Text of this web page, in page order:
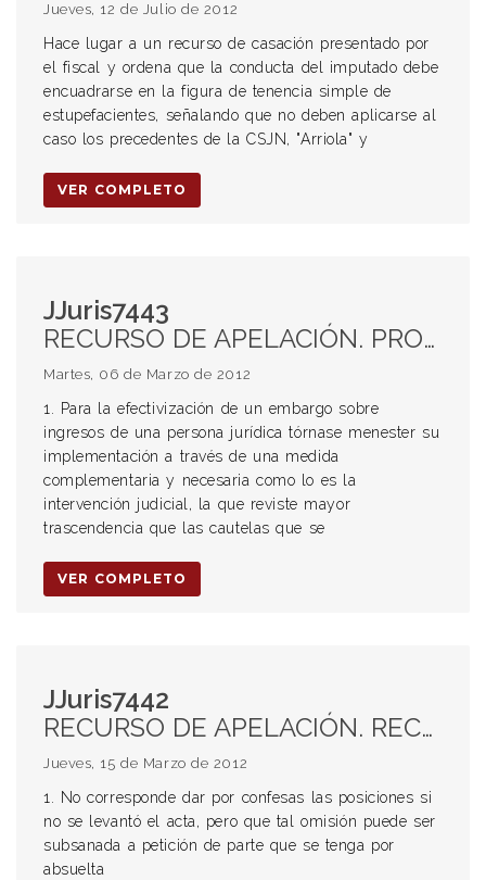
Jueves, 12 de Julio de 2012
Hace lugar a un recurso de casación presentado por
el fiscal y ordena que la conducta del imputado debe
encuadrarse en la figura de tenencia simple de
estupefacientes, señalando que no deben aplicarse al
caso los precedentes de la CSJN, "Arriola" y
VER COMPLETO
JJuris7443
RECURSO DE APELACIÓN. PROCEDENCIA. REVOCACIÓN DE LA PROVIDENCIA RECURRIDA. EMBARGO SOBRE INGRESOS DE UNA PERSONA JURÍDICA. INTERVENCIÓN JUDICIAL. TRASCENDENCIA. INDAGACIÓN SOBRE LA POSIBILIDAD DE EMBARGO DE OTROS BIENES LIBRES. MONTO MENOR. IMPOSIBILIDAD DE GENERAR INCONVENIENTES EN EL GIRO DE LA CAUTELADA.
Martes, 06 de Marzo de 2012
1. Para la efectivización de un embargo sobre
ingresos de una persona jurídica tórnase menester su
implementación a través de una medida
complementaria y necesaria como lo es la
intervención judicial, la que reviste mayor
trascendencia que las cautelas que se
VER COMPLETO
JJuris7442
RECURSO DE APELACIÓN. RECHAZO. PLIEGO DE ABSOLUCIÓN DE POSICIONES. FALTA DE ACTA. POSICIONES NO CONFESAS. SUBSANACIÓN. ART 162 CPCC. INCOMPARECENCIA. CONFESIÓN FICTA DEL CITADO. ART 168 CPCC. PLENA PRUEBA. CONFESIÓN NO PUEDE SER OPUESTA A DOCUMENTOS FEHACIENTES. FALTA DE PLIEGO. NO SE TIENEN POR CONFESOS LOS HECHOS VERTIDOS EN LA DEMANDA. CONFESIÓN ÚNICA PRUEBA. FALTA DE PRUEBA.
Jueves, 15 de Marzo de 2012
1. No corresponde dar por confesas las posiciones si
no se levantó el acta, pero que tal omisión puede ser
subsanada a petición de parte que se tenga por
absuelta